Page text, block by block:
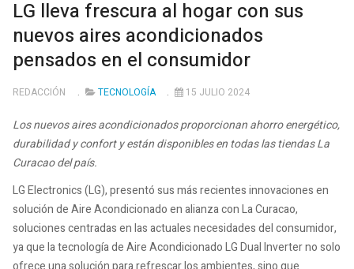
LG lleva frescura al hogar con sus
nuevos aires acondicionados
pensados en el consumidor
REDACCIÓN TECNOLOGÍA 15 JULIO 2024
Los nuevos aires acondicionados proporcionan ahorro energético,
durabilidad y confort y están disponibles en todas las tiendas La
Curacao del país.
LG Electronics (LG), presentó sus más recientes innovaciones en
solución de Aire Acondicionado en alianza con La Curacao,
soluciones centradas en las actuales necesidades del consumidor,
ya que la tecnología de Aire Acondicionado LG Dual Inverter no solo